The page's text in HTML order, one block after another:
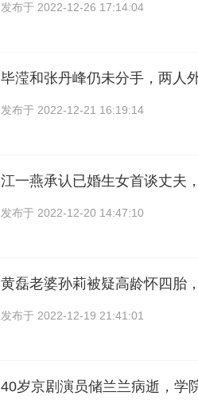
发布于 2022-12-26 17:14:04
毕滢和张丹峰仍未分手，两人
发布于 2022-12-21 16:19:14
江一燕承认已婚生女首谈丈夫
发布于 2022-12-20 14:47:10
黄磊老婆孙莉被疑高龄怀四胎
发布于 2022-12-19 21:41:01
40岁京剧演员储兰兰病逝，学